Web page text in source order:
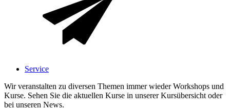
Service
Wir veranstalten zu diversen Themen immer wieder Workshops und
Kurse. Sehen Sie die aktuellen Kurse in unserer Kursübersicht oder
bei unseren News.